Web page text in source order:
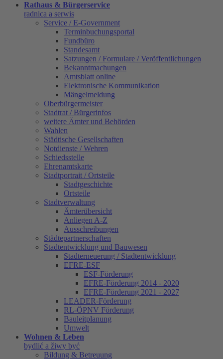
Rathaus & Bürgerservice
radnica a serwis
Service / E-Government
Terminbuchungsportal
Fundbüro
Standesamt
Satzungen / Formulare / Veröffentlichungen
Bekanntmachungen
Amtsblatt online
Elektronische Kommunikation
Mängelmeldung
Oberbürgermeister
Stadtrat / Bürgerinfos
weitere Ämter und Behörden
Wahlen
Städtische Gesellschaften
Notdienste / Wehren
Schiedsstelle
Ehrenamtskarte
Stadtportrait / Ortsteile
Stadtgeschichte
Ortsteile
Stadtverwaltung
Ämterübersicht
Anliegen A-Z
Ausschreibungen
Städtepartnerschaften
Stadtentwicklung und Bauwesen
Stadterneuerung / Stadtentwicklung
EFRE-ESF
ESF-Förderung
EFRE-Förderung 2014 - 2020
EFRE-Förderung 2021 - 2027
LEADER-Förderung
RL-ÖPNV Förderung
Bauleitplanung
Umwelt
Wohnen & Leben
bydlić a žiwy być
Bildung & Betreuung